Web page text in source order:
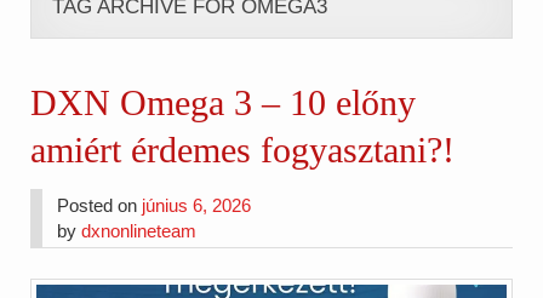
TAG ARCHIVE FOR OMEGA3
DXN Omega 3 – 10 előny
amiért érdemes fogyasztani?!
Posted on június 6, 2026
bydxnonlineteam